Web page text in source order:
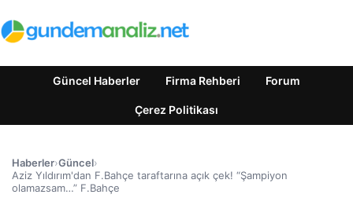
Güncel Haberler Firma Rehberi Forum
Çerez Politikası
Haberler›Güncel›
Aziz Yıldırım'dan F.Bahçe taraftarına açık çek! “Şampiyon
olamazsam…” F.Bahçe